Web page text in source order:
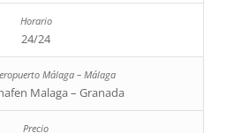
24/24
Malaga – Granada